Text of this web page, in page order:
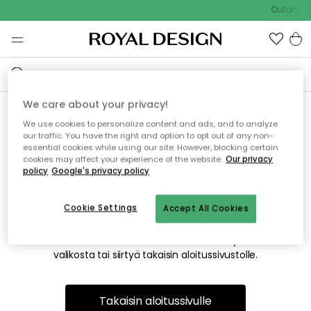
Outdoor
Emme valitettavasti löydä
etsimääsi sivua
Tämä voi johtua siitä, että sivua ei enää ole tai siitä, että se
on siirretty muualle. Pahoittelemme tästä mahdollisesti
valikosta tai siirtyä takaisin aloitussivustolle.
Takaisin aloitussivulle
We care about your privacy!
We use cookies to personalize content and ads, and to analyze
our traffic. You have the right and option to opt out of any non-
essential cookies while using our site. However, blocking certain
cookies may affect your experience of the website. Our privacy
policy Google's privacy policy
Accept All Cookies
Cookie Settings